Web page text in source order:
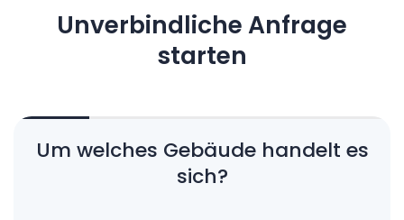
Unverbindliche Anfrage
starten